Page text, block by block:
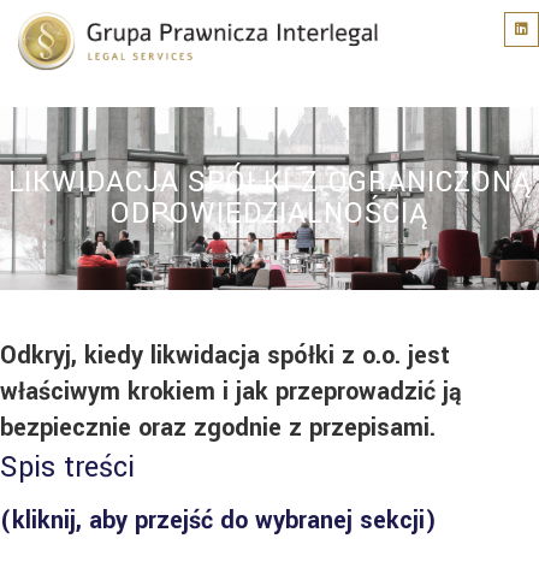
LIKWIDACJA SPÓŁKI Z OGRANICZONĄ
ODPOWIEDZIALNOŚCIĄ
Odkryj, kiedy likwidacja spółki z o.o. jest
właściwym krokiem i jak przeprowadzić ją
bezpiecznie oraz zgodnie z przepisami.
Spis treści
(kliknij, aby przejść do wybranej sekcji)